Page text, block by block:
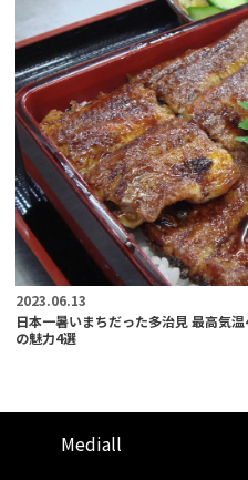
2023.06.13
日本一暑いまちだった多治見 最高気
の魅力4選
Mediall